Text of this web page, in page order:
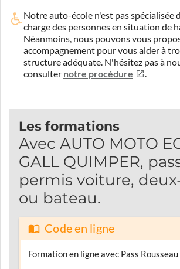
Notre auto-école n'est pas spécialisée
charge des personnes en situation de
Néanmoins, nous pouvons vous
accompagnement pour vous aider à
structure adéquate. N'hésitez pas à
consulter notre procédure .
Les formations
Avec AUTO MOTO
GALL QUIMPER,
permis voiture,
ou bateau.
Code en ligne
Formation en ligne avec Pass Rousseau